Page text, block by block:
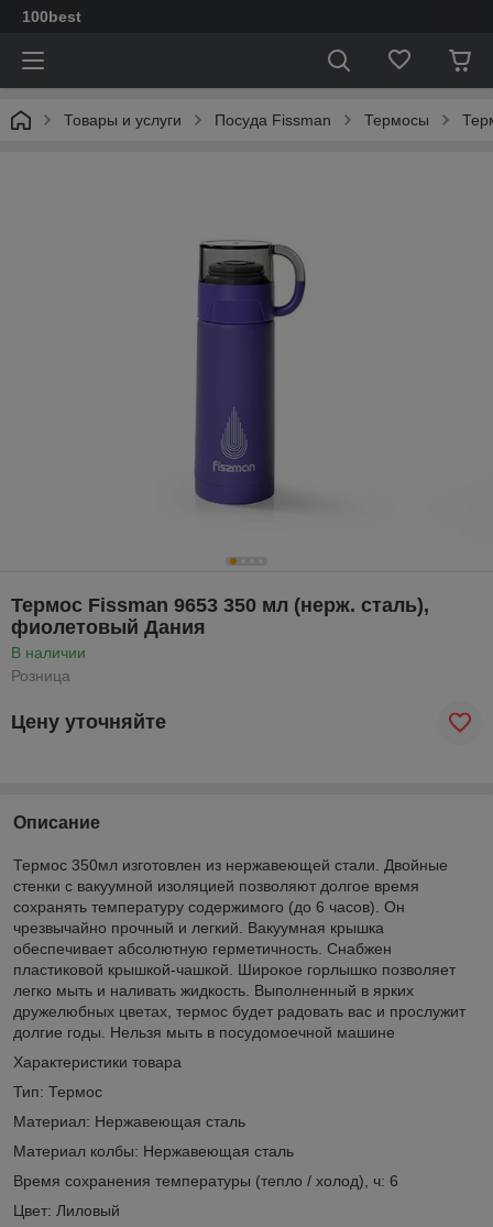
100best
Товары и услуги Посуда Fissman Термосы
Термос Fissman 9653 350 мл (нерж. сталь),
фиолетовый Дания
В наличии
Розница
Цену уточняйте
Описание
Термос 350мл изготовлен из нержавеющей стали. Двойные
стенки с вакуумной изоляцией позволяют долгое время
сохранять температуру содержимого (до 6 часов). Он
чрезвычайно прочный и легкий. Вакуумная крышка
обеспечивает абсолютную герметичность. Снабжен
пластиковой крышкой-чашкой. Широкое горлышко позволяет
легко мыть и наливать жидкость. Выполненный в ярких
дружелюбных цветах, термос будет радовать вас и прослужит
долгие годы. Нельзя мыть в посудомоечной машине
Характеристики товара
Тип: Термос
Материал: Нержавеющая сталь
Материал колбы: Нержавеющая сталь
Время сохранения температуры (тепло / холод), ч: 6
Цвет: Лиловый